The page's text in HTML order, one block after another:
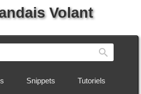
Volant
Snippets Tutoriels